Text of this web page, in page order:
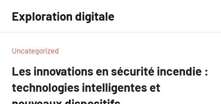
contenu
Exploration digitale
Uncategorized
Les innovations en sécurité incendie :
technologies intelligentes et